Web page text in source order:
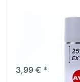
3,99 € *